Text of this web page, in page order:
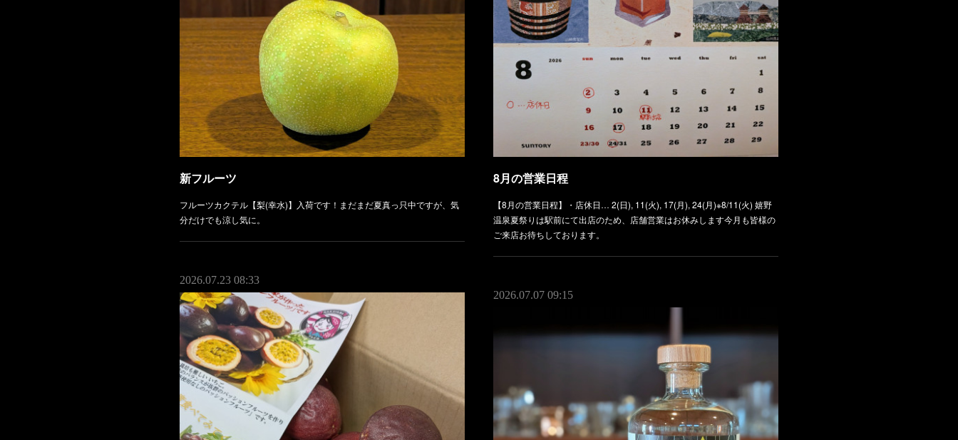
新フルーツ
フルーツカクテル【梨(幸水)】入荷です！まだまだ夏真っ只中ですが、気
分だけでも涼し気に。
8月の営業日程
【8月の営業日程】・店休日… 2(日), 11(火), 17(月), 24(月)※8/11(火) 嬉野
温泉夏祭りは駅前にて出店のため、店舗営業はお休みします今月も皆様の
ご来店お待ちしております。
2026.07.23 08:33
2026.07.07 09:15